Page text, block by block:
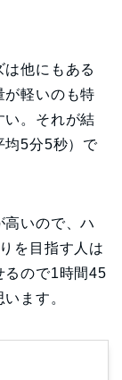
他にもある
が軽いのも特
い。それが結
均5分5秒）で
高いので、ハ
を目指す人は
るので1時間45
ます。